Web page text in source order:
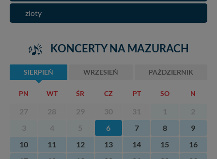
zloty
KONCERTY NA MAZURACH
SIERPIEŃ WRZESIEŃ PAŹDZIERNIK
PN WT ŚR CZ PT SO N
27 28 29 30 31 1
2
3
4 5 6 7 8
9
10
11 12 13 14 15
16